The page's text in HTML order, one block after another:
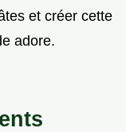
et créer cette
adore.